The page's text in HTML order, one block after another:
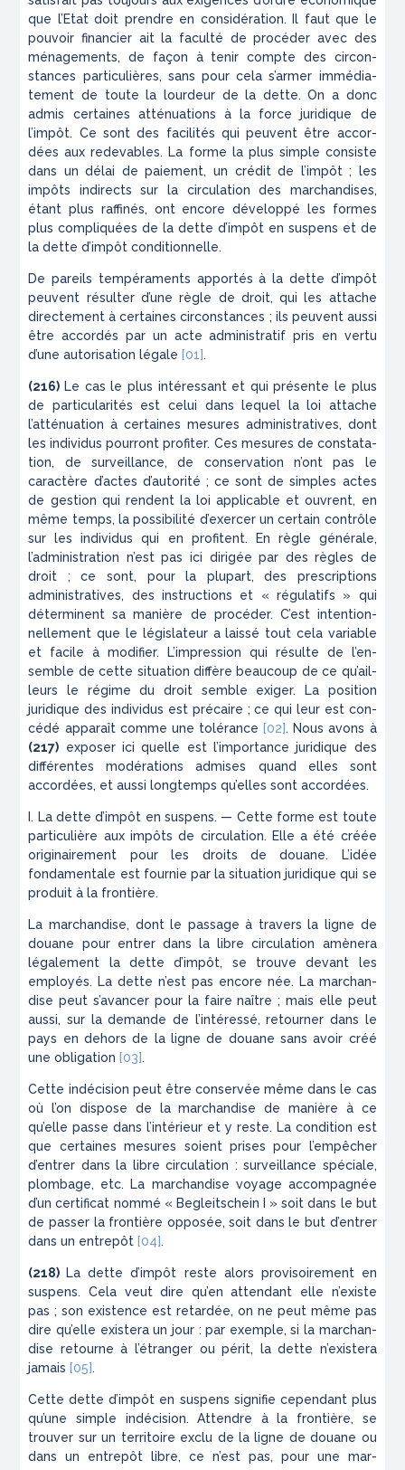
que l’Etat doit prendre en considération. Il faut que le
pouvoir financier ait la faculté de procéder avec des
ménagements, de façon à tenir compte des circon­
stances particulières, sans pour cela s’armer immédia­
tement de toute la lourdeur de la dette. On a donc
admis certaines atténuations à la force juridique de
l’impôt. Ce sont des facilités qui peuvent être accor­
dées aux redevables. La forme la plus simple consiste
dans undélai de paiement, un crédit de l’impôt ;
les
impôts indirects sur la circulation des marchandises,
étant plus raffinés, ont encore développé les formes
plus compliquées de ladette d’impôt en suspens et de
ladette d’impôt conditionnelle.
De pareils tempéraments apportés à la dette d’impôt
peuvent résulter d’une règle de droit, qui les attache
directement à certaines circonstances ; ils peuvent aussi
être accordés par un acte administratif pris en vertu
d’une autorisation légale [01].
(216) Le cas le plus intéressant et qui présente le plus
de particularités est celui dans lequel la loi attache
l’atté­nuation àcertaines mesures administratives, dont
les individus pourront profiter. Ces mesures de constata­
tion, de surveillance, de conservation n’ont pas le
caractère d’actes d’autorité ; ce sont de simples actes
de gestion qui rendent la loi applicable et ouvrent, en
même temps, la possibilité d’exercer un certain con­trôle
sur les individus qui en profitent. En règle géné­rale,
l’administration n’est pas ici dirigée par des règles de
droit ; ce sont, pour la plupart, des prescrip­tions
administratives, des instructions et « régulatifs » qui
déterminent sa manière de procéder. C’est intention­
nellement que le législateur a laissé tout cela variable
et facile à modifier. L’impression qui résulte de l’en­
semble de cette situation diffère beaucoup de ce qu’ail­
leurs le régime du droit semble exiger. La position
juridique des individus est précaire ; ce qui leur est con­
cédé apparaît comme une tolérance [02]. Nous avons à
(217) exposer ici quelle est l’importance juridique des
diffé­rentes modérations admises quand elles sont
accor­dées, et aussi longtemps qu’elles sont accordées.
I. La dette d’impôt en suspens. — Cette forme est toute
particulière aux impôts de circulation. Elle a été créée
originairement pour les droits de douane. L’idée
fondamentale est fournie par la situation juridique qui se
produit à la frontière.
La marchandise, dont le passage à travers la ligne de
douane pour entrer dans la libre circulation amè­nera
légalement la dette d’impôt, se trouve devant les
employés. La dette n’est pas encore née. La marchan­
dise peut s’avancer pour la faire naître ; mais elle peut
aussi, sur la demande de l’intéressé, retourner dans le
pays en dehors de la ligne de douane sans avoir créé
une obligation [03].
Cette indécision peut être conservéemême dans le cas
où l’on dispose de la marchandise de manière à ce
qu’elle passe dans l’intérieur et y reste. La condition est
que certaines mesures soient prises pour l’empê­cher
d’entrer dans la libre circulation : surveillance spéciale,
plombage, etc. La marchandise voyage accompagnée
d’un certificat nommé « Begleitschein I
» soit dans le but
de passer la frontière opposée, soit dans le but d’entrer
dans un entrepôt [04].
(218) La dette d’impôt reste alors provisoirement en
sus­pens. Cela veut dire qu’en attendant elle n’existe
pas ; son existence est retardée, on ne peut même pas
dire qu’elle existera un jour : par exemple, si la marchan­
dise retourne à l’étranger ou périt, la dette n’existera
jamais [05].
Cette dette d’impôt en suspens signifie cependant plus
qu’une simple indécision. Attendre à la frontière, se
trouver sur un territoire exclu de la ligne de douane ou
dans un entrepôt libre, ce n’est pas, pour une mar­